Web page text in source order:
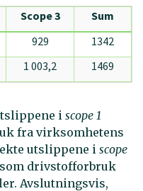
Scope 3
Sum
929
1342
1 003,2 1469
i scope 1
fra virksomhetens
utslippene i scope
drivstofforbruk
Avslutningsvis,